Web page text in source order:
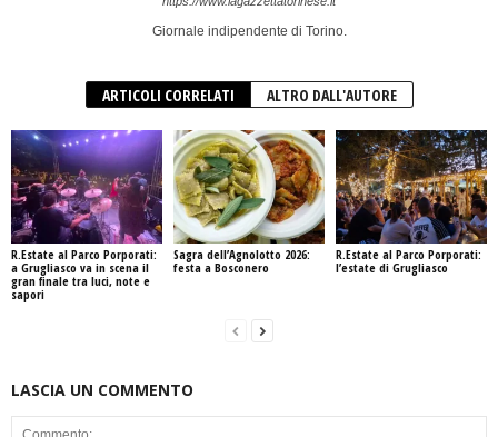
Giornale indipendente di Torino.
ARTICOLI CORRELATI ALTRO DALL'AUTORE
R.Estate al Parco Porporati:
a Grugliasco va in scena il
gran finale tra luci, note e
sapori
Sagra dell’Agnolotto 2026:
festa a Bosconero
R.Estate al Parco Porporati:
l’estate di Grugliasco
LASCIA UN COMMENTO